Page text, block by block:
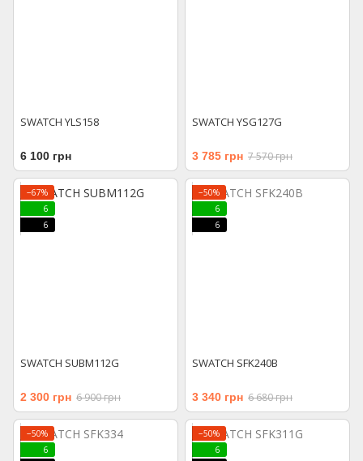
SWATCH YLS158
6 100 грн
SWATCH YSG127G
3 785 грн 7 570 грн
−67%
6
6
SWATCH SUBM112G
2 300 грн 6 900 грн
−50%
6
6
SWATCH SFK240B
3 340 грн 6 680 грн
−50%
6
−50%
6